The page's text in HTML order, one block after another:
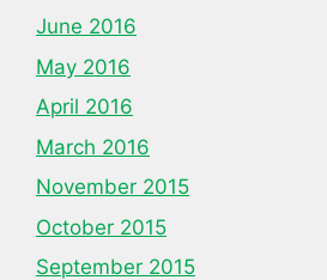
June 2016
May 2016
April 2016
March 2016
November 2015
October 2015
September 2015